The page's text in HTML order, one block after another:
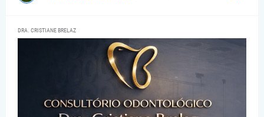
DRA. CRISTIANE BRELAZ